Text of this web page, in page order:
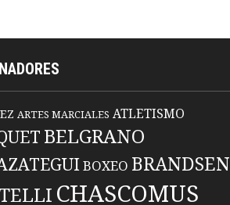
ARTES MARCIALES ATLETISMO
BELGRANO
BOXEO BRANDSEN
CHASCOMUS